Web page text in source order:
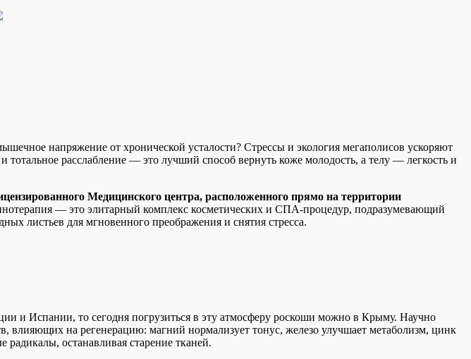
напряжение от хронической усталости? Стрессы и экология мегаполисов ускоряют
расслабление — это лучший способ вернуть коже молодость, а телу — легкость и
Медицинского центра, расположенного прямо на территории
— это элитарный комплекс косметических и СПА-процедур, подразумевающий
листьев для мгновенного преображения и снятия стресса.
и Испании, то сегодня погрузиться в эту атмосферу роскоши можно в Крыму. Научно
влияющих на регенерацию: магний нормализует тонус, железо улучшает метаболизм, цинк
останавливая старение тканей.